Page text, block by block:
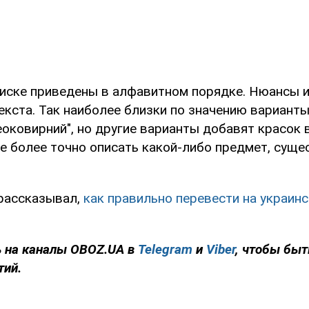
приведены в алфавитном порядке. Нюансы
Так наиболее близки по значению
но другие варианты добавят красок
более точно описать какой-либо предмет,
как правильно перевести на
каналы OBOZ.UA в Telegram и Viber, чтобы